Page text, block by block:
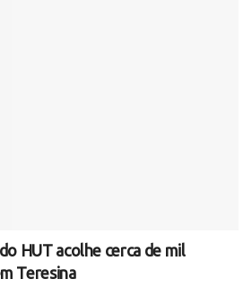
HUT acolhe cerca de mil
Teresina